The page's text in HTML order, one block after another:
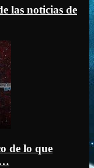
las noticias de
de lo que